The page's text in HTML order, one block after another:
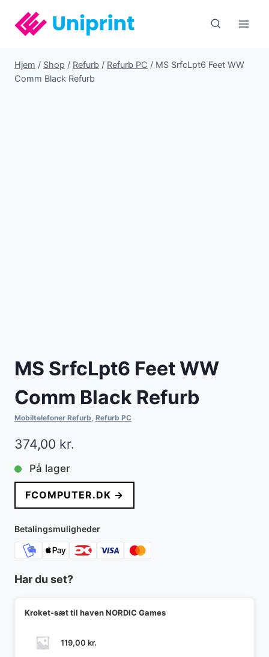
indhold
Hjem / Shop / Refurb / Refurb PC / MS SrfcLpt6 Feet WW
Comm Black Refurb
MS SrfcLpt6 Feet WW
Comm Black Refurb
Mobiltelefoner Refurb, Refurb PC
374,00 kr.
På lager
FCOMPUTER.DK →
Betalingsmuligheder
Har du set?
Kroket-sæt til haven NORDIC Games
119,00 kr.